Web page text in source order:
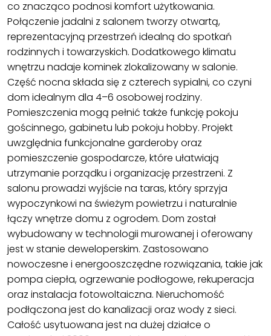
co znacząco podnosi komfort użytkowania.
Połączenie jadalni z salonem tworzy otwartą,
reprezentacyjną przestrzeń idealną do spotkań
rodzinnych i towarzyskich. Dodatkowego klimatu
wnętrzu nadaje kominek zlokalizowany w salonie.
Część nocna składa się z czterech sypialni, co czyni
dom idealnym dla 4–6 osobowej rodziny.
Pomieszczenia mogą pełnić także funkcję pokoju
gościnnego, gabinetu lub pokoju hobby. Projekt
uwzględnia funkcjonalne garderoby oraz
pomieszczenie gospodarcze, które ułatwiają
utrzymanie porządku i organizację przestrzeni. Z
salonu prowadzi wyjście na taras, który sprzyja
wypoczynkowi na świeżym powietrzu i naturalnie
łączy wnętrze domu z ogrodem. Dom został
wybudowany w technologii murowanej i oferowany
jest w stanie deweloperskim. Zastosowano
nowoczesne i energooszczędne rozwiązania, takie jak
pompa ciepła, ogrzewanie podłogowe, rekuperacja
oraz instalacja fotowoltaiczna. Nieruchomość
podłączona jest do kanalizacji oraz wody z sieci.
Całość usytuowana jest na dużej działce o